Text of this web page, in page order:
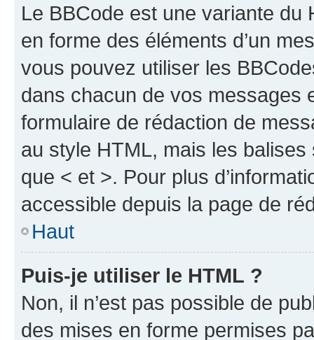
Le BBCode est une variante du
en forme des éléments d’un
vous pouvez utiliser les
dans chacun de vos messages
formulaire de rédaction de
au style HTML, mais les
que < et >. Pour plus
accessible depuis la page de
Haut
Puis-je utiliser le HTML ?
Non, il n’est pas possible de
des mises en forme permises